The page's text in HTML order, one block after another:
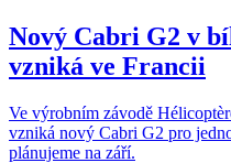
Nový Cabri G2 v
vzniká ve Francii
Ve výrobním závodě
vzniká nový Cabri G2 pro
plánujeme na září.